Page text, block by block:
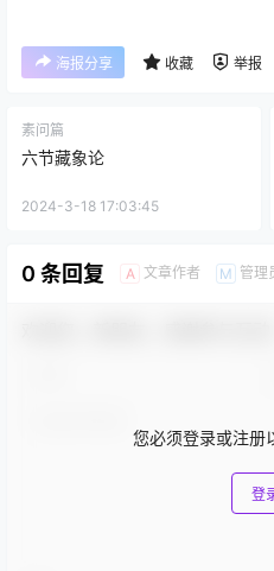
海报分享 收藏 举报
素问篇
六节藏象论
2024-3-18 17:03:45
0 条回复 A 文章作者 M 管理
您必须登录或注册
登